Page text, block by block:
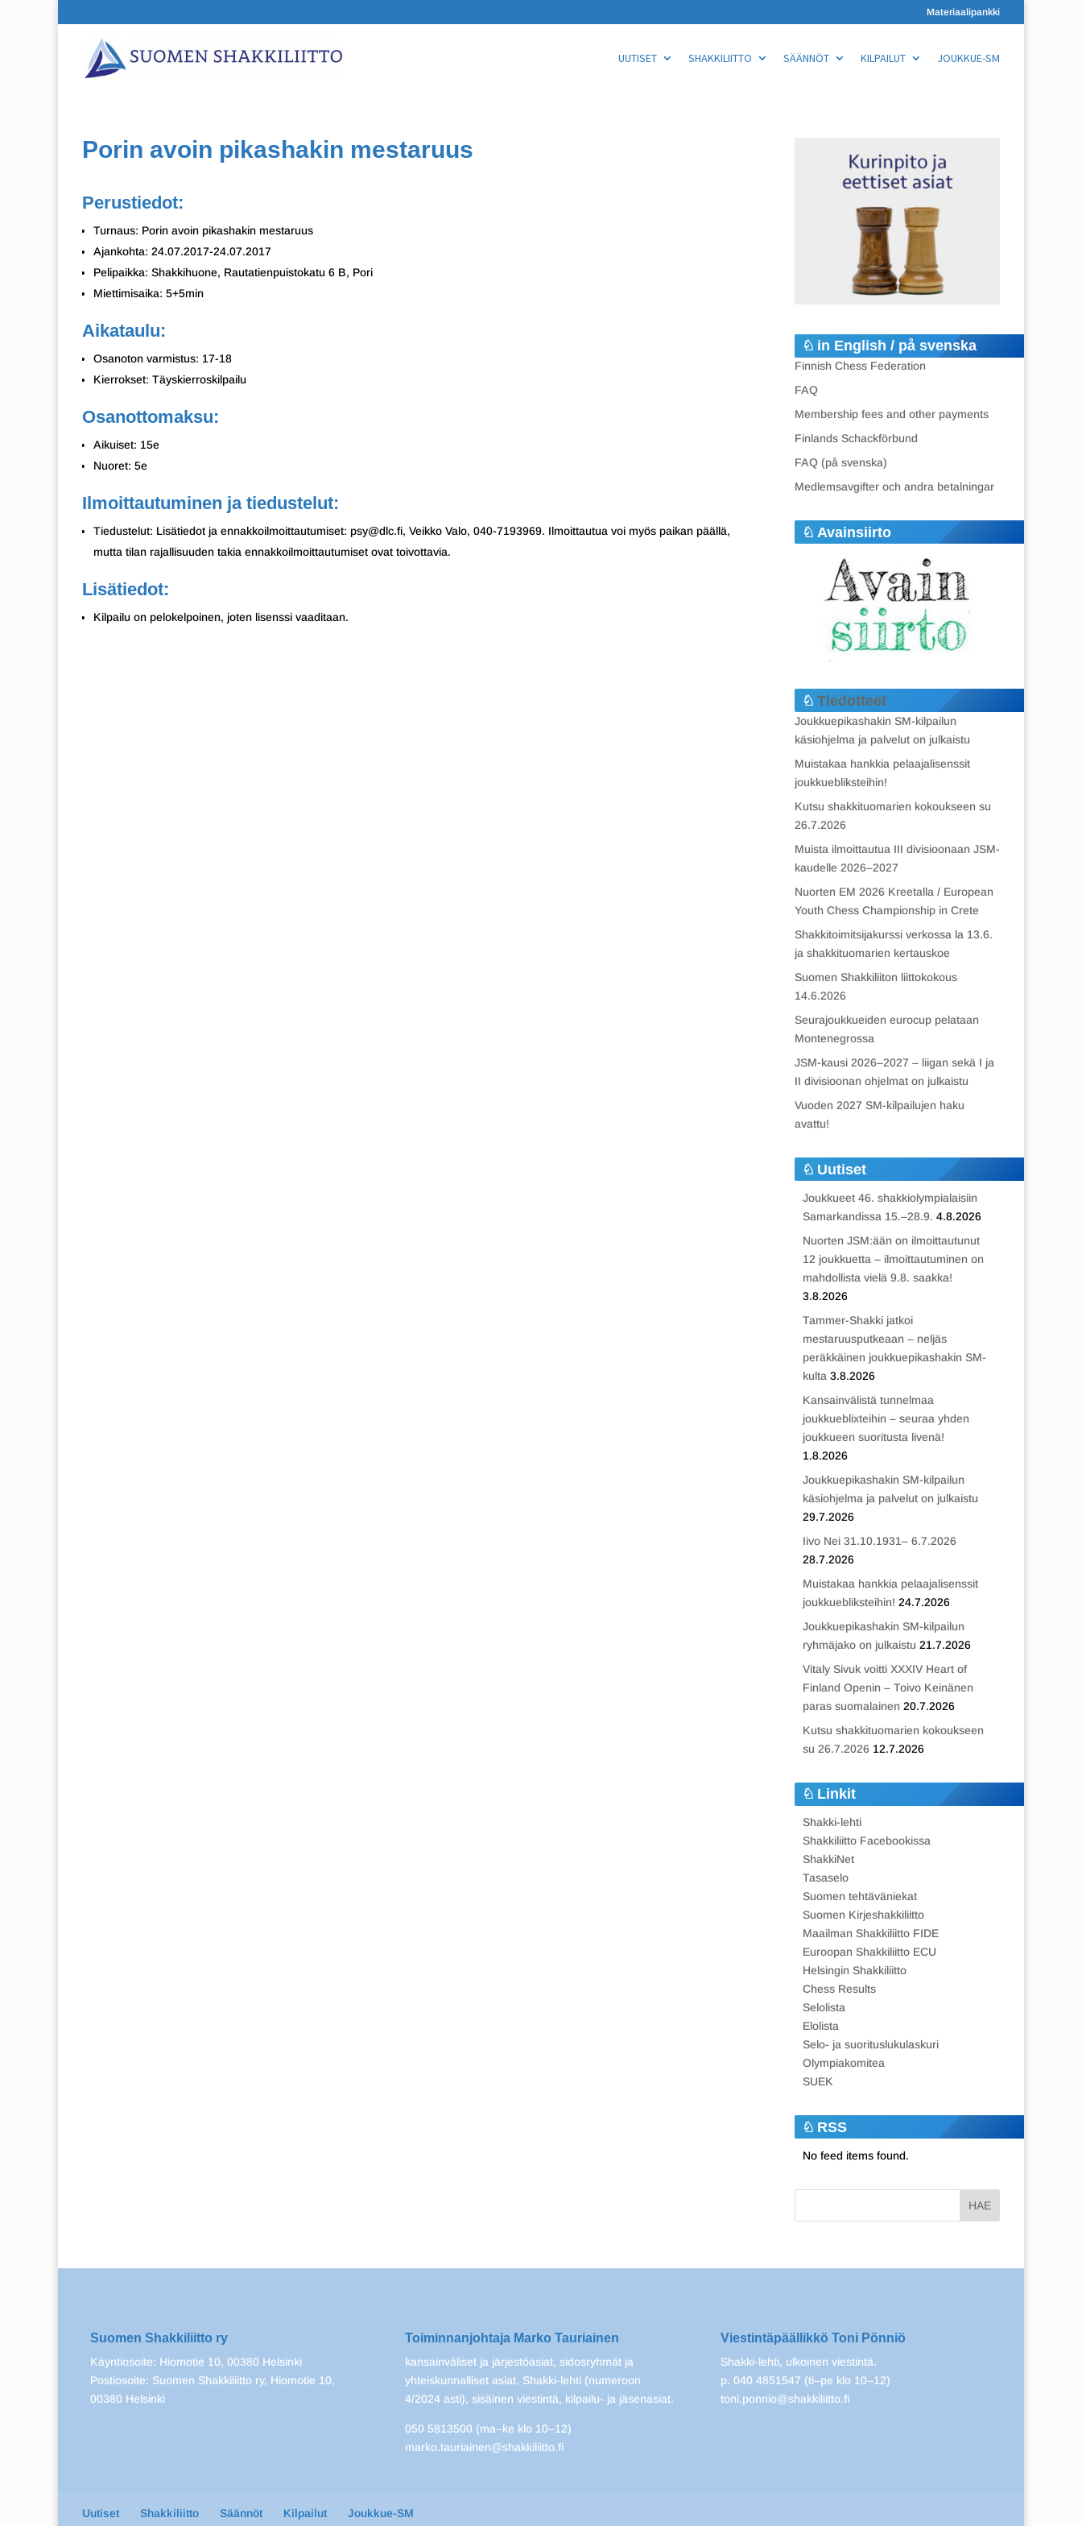
Materiaalipankki
UUTISET SHAKKILIITTO SÄÄNNÖT KILPAILUT JOUKKUE-SM
Porin avoin pikashakin mestaruus
Perustiedot:
Turnaus: Porin avoin pikashakin mestaruus
Ajankohta: 24.07.2017-24.07.2017
Pelipaikka: Shakkihuone, Rautatienpuistokatu 6 B, Pori
Miettimisaika: 5+5min
Aikataulu:
Osanoton varmistus: 17-18
Kierrokset: Täyskierroskilpailu
Osanottomaksu:
Aikuiset: 15e
Nuoret: 5e
Ilmoittautuminen ja tiedustelut:
Tiedustelut: Lisätiedot ja ennakkoilmoittautumiset: psy@dlc.fi, Veikko Valo, 040-7193969. Ilmoittautua voi myös paikan päällä,
mutta tilan rajallisuuden takia ennakkoilmoittautumiset ovat toivottavia.
Lisätiedot:
Kilpailu on pelokelpoinen, joten lisenssi vaaditaan.
in English / på svenska
Finnish Chess Federation
FAQ
Membership fees and other payments
Finlands Schackförbund
FAQ (på svenska)
Medlemsavgifter och andra betalningar
Avainsiirto
Tiedotteet
Joukkuepikashakin SM-kilpailun
käsiohjelma ja palvelut on julkaistu
Muistakaa hankkia pelaajalisenssit
joukkuebliksteihin!
Kutsu shakkituomarien kokoukseen su
26.7.2026
Muista ilmoittautua III divisioonaan JSM-
kaudelle 2026–2027
Nuorten EM 2026 Kreetalla / European
Youth Chess Championship in Crete
Shakkitoimitsijakurssi verkossa la 13.6.
ja shakkituomarien kertauskoe
Suomen Shakkiliiton liittokokous
14.6.2026
Seurajoukkueiden eurocup pelataan
Montenegrossa
JSM-kausi 2026–2027 – liigan sekä I ja
II divisioonan ohjelmat on julkaistu
Vuoden 2027 SM-kilpailujen haku
avattu!
Uutiset
Joukkueet 46. shakkiolympialaisiin
Samarkandissa 15.–28.9. 4.8.2026
Nuorten JSM:ään on ilmoittautunut
12 joukkuetta – ilmoittautuminen on
mahdollista vielä 9.8. saakka!
3.8.2026
Tammer-Shakki jatkoi
mestaruusputkeaan – neljäs
peräkkäinen joukkuepikashakin SM-
kulta 3.8.2026
Kansainvälistä tunnelmaa
joukkueblixteihin – seuraa yhden
joukkueen suoritusta livenä!
1.8.2026
Joukkuepikashakin SM-kilpailun
käsiohjelma ja palvelut on julkaistu
29.7.2026
Iivo Nei 31.10.1931– 6.7.2026
28.7.2026
Muistakaa hankkia pelaajalisenssit
joukkuebliksteihin! 24.7.2026
Joukkuepikashakin SM-kilpailun
ryhmäjako on julkaistu 21.7.2026
Vitaly Sivuk voitti XXXIV Heart of
Finland Openin – Toivo Keinänen
paras suomalainen 20.7.2026
Kutsu shakkituomarien kokoukseen
su 26.7.2026 12.7.2026
Linkit
Shakki-lehti
Shakkiliitto Facebookissa
ShakkiNet
Tasaselo
Suomen tehtäväniekat
Suomen Kirjeshakkiliitto
Maailman Shakkiliitto FIDE
Euroopan Shakkiliitto ECU
Helsingin Shakkiliitto
Chess Results
Selolista
Elolista
Selo- ja suorituslukulaskuri
Olympiakomitea
SUEK
RSS
No feed items found.
Suomen Shakkiliitto ry
Käyntiosoite: Hiomotie 10, 00380 Helsinki
Postiosoite: Suomen Shakkiliitto ry, Hiomotie 10,
00380 Helsinki
Toiminnanjohtaja Marko Tauriainen
kansainväliset ja järjestöasiat, sidosryhmät ja
yhteiskunnalliset asiat, Shakki-lehti (numeroon
4/2024 asti), sisäinen viestintä, kilpailu- ja jäsenasiat.
050 5813500 (ma–ke klo 10–12)
marko.tauriainen@shakkiliitto.fi
Viestintäpäällikkö Toni Pönniö
Shakki-lehti, ulkoinen viestintä.
p. 040 4851547 (ti–pe klo 10–12)
toni.ponnio@shakkiliitto.fi
Uutiset Shakkiliitto Säännöt Kilpailut Joukkue-SM